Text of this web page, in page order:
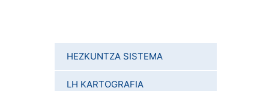
HEZKUNTZA SISTEMA
LH KARTOGRAFIA